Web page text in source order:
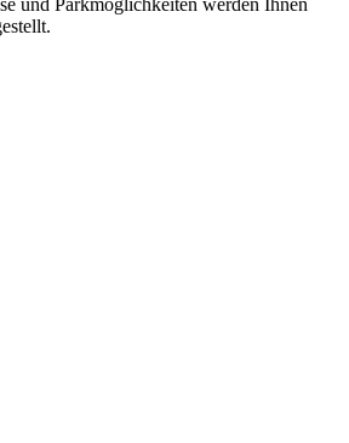
und Parkmöglichkeiten werden Ihnen